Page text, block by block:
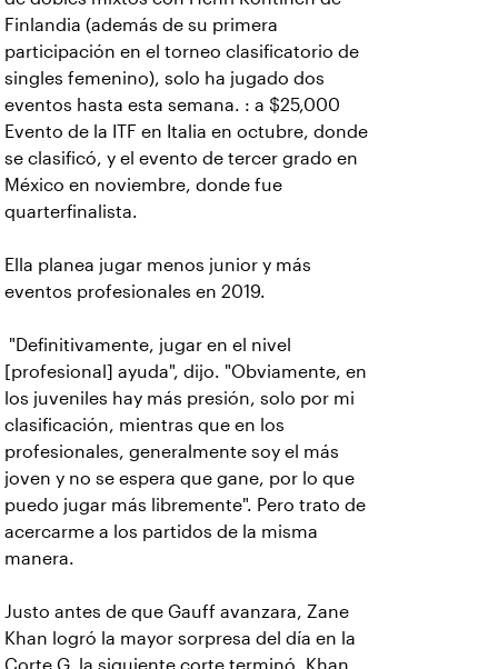
Finlandia (además de su primera
participación en el torneo clasificatorio de
singles femenino), solo ha jugado dos
eventos hasta esta semana. : a $25,000
Evento de la ITF en Italia en octubre, donde
se clasificó, y el evento de tercer grado en
México en noviembre, donde fue
quarterfinalista.
Ella planea jugar menos junior y más
eventos profesionales en 2019.
"Definitivamente, jugar en el nivel
[profesional] ayuda", dijo. "Obviamente, en
los juveniles hay más presión, solo por mi
clasificación, mientras que en los
profesionales, generalmente soy el más
joven y no se espera que gane, por lo que
puedo jugar más libremente". Pero trato de
acercarme a los partidos de la misma
manera.
Justo antes de que Gauff avanzara, Zane
Khan logró la mayor sorpresa del día en la
Corte G, la siguiente corte terminó. Khan,